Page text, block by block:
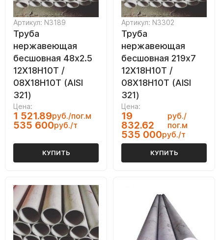
Артикул: N3189
Труба
нержавеющая
бесшовная 48х2.5
12Х18Н10Т /
08Х18Н10Т (AISI
321)
Цена:
1 521.89руб./пог.м
535 600руб./т
КУПИТЬ
Артикул: N3302
Труба
нержавеющая
бесшовная 219х7
12Х18Н10Т /
08Х18Н10Т (AISI
321)
Цена:
19
832.62
руб./
пог.м
535 000руб./т
КУПИТЬ